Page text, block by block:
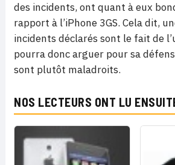
des incidents, ont quant à eux
rapport à l’iPhone 3GS. Cela dit,
incidents déclarés sont le fait de
pourra donc arguer pour sa
sont plutôt maladroits.
NOS LECTEURS ONT LU